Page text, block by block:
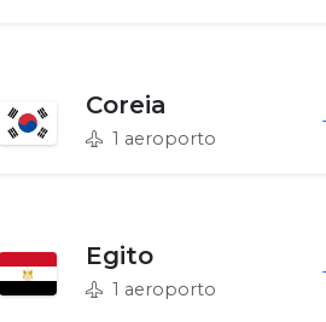
Coreia
1 aeroporto
Egito
1 aeroporto